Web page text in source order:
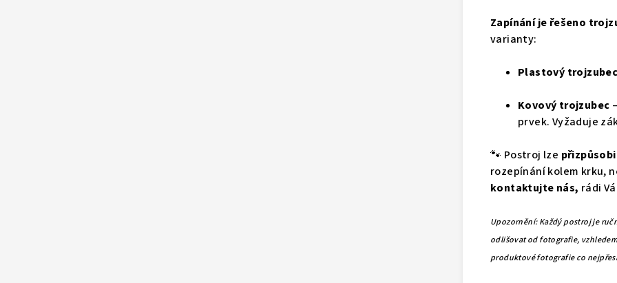
Zapínání je řešeno
varianty:
Plastový trojzubec
Kovový trojzubec
prvek. Vyžaduje
🐾 Postroj lze
rozepínání kolem krku,
kontaktujte nás, rádi
Upozornění: Každý postroj je
odlišovat od fotografie,
produktové fotografie co